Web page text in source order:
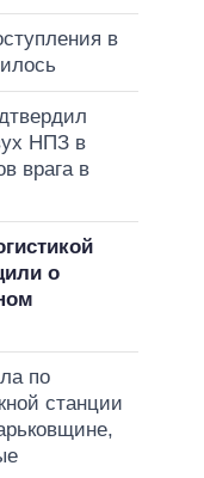
в
НПЗ в
врага в
о
по
станции